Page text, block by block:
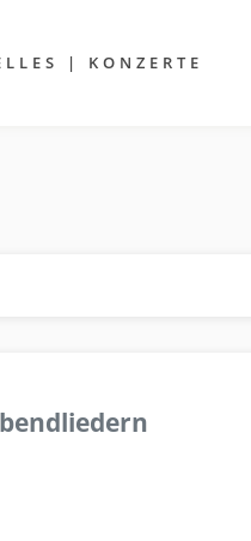
| KONZERTE